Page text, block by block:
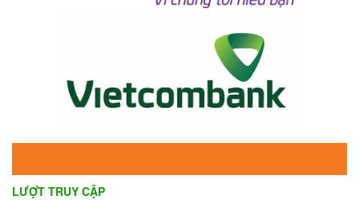
LƯỢT TRUY CẬP